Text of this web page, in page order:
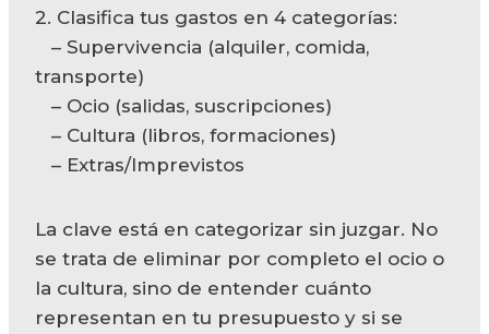
2. Clasifica tus gastos en 4 categorías:
– Supervivencia (alquiler, comida,
transporte)
– Ocio (salidas, suscripciones)
– Cultura (libros, formaciones)
– Extras/Imprevistos
La clave está en categorizar sin juzgar. No
se trata de eliminar por completo el ocio o
la cultura, sino de entender cuánto
representan en tu presupuesto y si se